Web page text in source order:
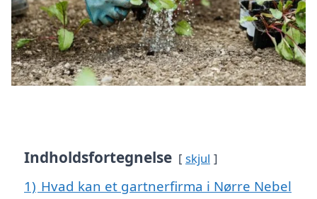
Indholdsfortegnelse skjul
1) Hvad kan et gartnerfirma i Nørre Nebel